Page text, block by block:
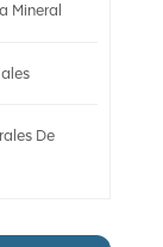
Mineral
De